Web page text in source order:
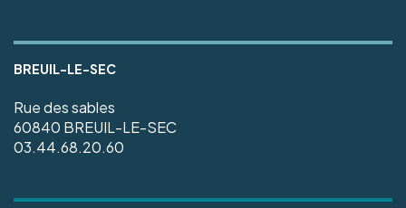
BREUIL-LE-SEC
Rue des sables
60840 BREUIL-LE-SEC
03.44.68.20.60